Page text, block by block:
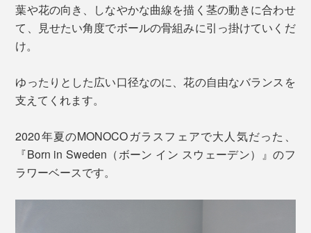
葉や花の向き、しなやかな曲線を描く茎の動きに合わせ
て、見せたい角度でボールの骨組みに引っ掛けていくだ
け。
ゆったりとした広い口径なのに、花の自由なバランスを
支えてくれます。
2020年夏のMONOCOガラスフェアで大人気だった、
『Born in Sweden（ボーン イン スウェーデン）』のフ
ラワーベースです。